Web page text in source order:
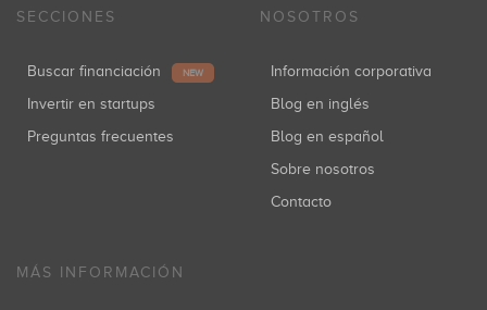
SECCIONES
Buscar financiación NEW
Invertir en startups
Preguntas frecuentes
NOSOTROS
Información corporativa
Blog en inglés
Blog en español
Sobre nosotros
Contacto
MÁS INFORMACIÓN